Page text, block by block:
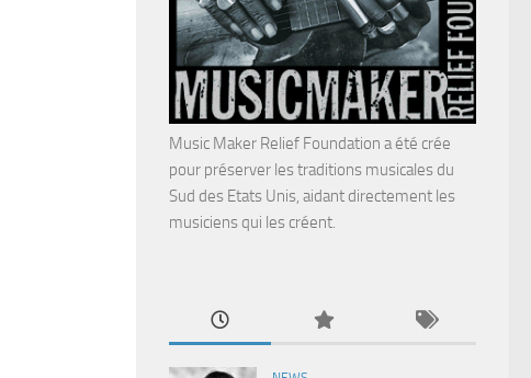
Music Maker Relief Foundation a été crée
pour préserver les traditions musicales du
Sud des Etats Unis, aidant directement les
musiciens qui les créent.